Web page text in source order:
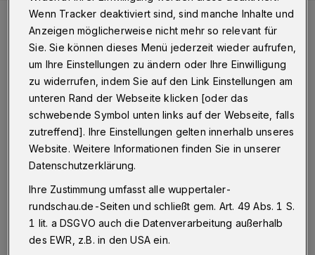
Der Bereich war abgesperrt.
Foto: Christoph Petersen
I st die Gefahr gebannt?Ja, das ist sie. Um
00:17 Uhr wurde offiziell bestätigt, dass
von der Bombe keine Gefahr mehr ausgeht. Sie
wird abtransportiert. Anschließend wird der
Evakuierungsradius (300 Meter) aufgehoben
und können die Anwohnerinnen und
Anwohner zurück in ihre Häuser.
Wenn Tracker deaktiviert sind, sind manche Inhalte und
Anzeigen möglicherweise nicht mehr so relevant für
Sie. Sie können dieses Menü jederzeit wieder aufrufen,
um Ihre Einstellungen zu ändern oder Ihre Einwilligung
zu widerrufen, indem Sie auf den Link Einstellungen am
unteren Rand der Webseite klicken [oder das
schwebende Symbol unten links auf der Webseite, falls
zutreffend]. Ihre Einstellungen gelten innerhalb unseres
Website. Weitere Informationen finden Sie in unserer
Datenschutzerklärung.
Ihre Zustimmung umfasst alle wuppertaler-
rundschau.de-Seiten und schließt gem. Art. 49 Abs. 1 S.
1 lit. a DSGVO auch die Datenverarbeitung außerhalb
des EWR, z.B. in den USA ein.